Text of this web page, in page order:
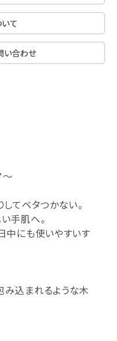
て
い合わせ
～
てベタつかない。
手肌へ。
中にも使いやすいす
込まれるような木